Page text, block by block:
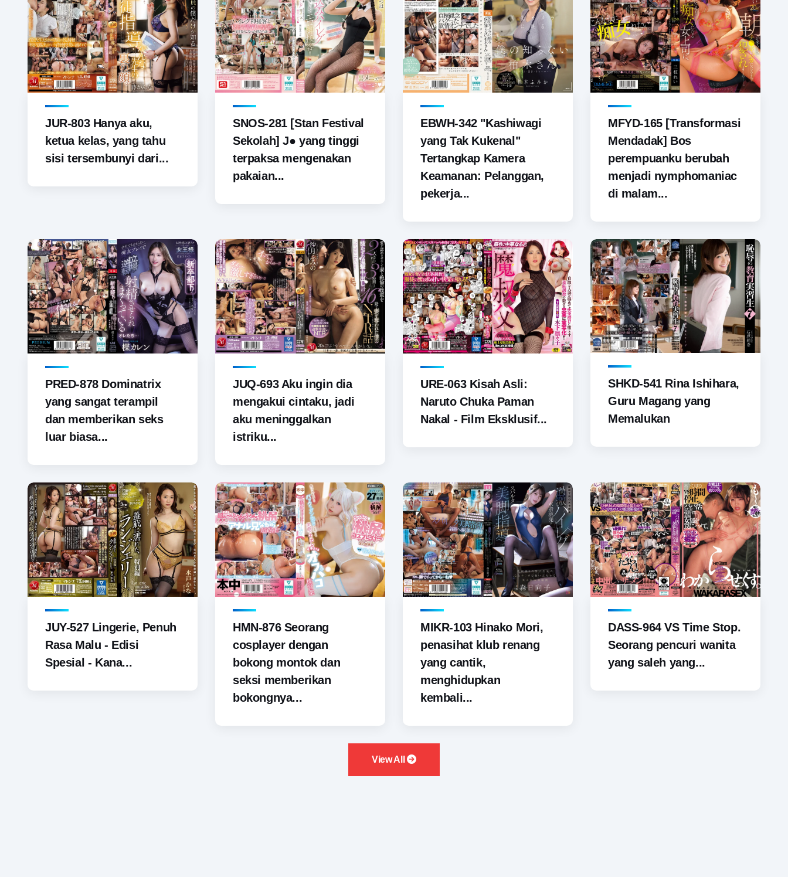
JUR-803 Hanya aku,
ketua kelas, yang tahu
sisi tersembunyi dari...
SNOS-281 [Stan Festival
Sekolah] J● yang tinggi
terpaksa mengenakan
pakaian...
EBWH-342 "Kashiwagi
yang Tak Kukenal"
Tertangkap Kamera
Keamanan: Pelanggan,
pekerja...
MFYD-165 [Transformasi
Mendadak] Bos
perempuanku berubah
menjadi nymphomaniac
di malam...
PRED-878 Dominatrix
yang sangat terampil
dan memberikan seks
luar biasa...
JUQ-693 Aku ingin dia
mengakui cintaku, jadi
aku meninggalkan
istriku...
URE-063 Kisah Asli:
Naruto Chuka Paman
Nakal - Film Eksklusif...
SHKD-541 Rina Ishihara,
Guru Magang yang
Memalukan
JUY-527 Lingerie, Penuh
Rasa Malu - Edisi
Spesial - Kana...
HMN-876 Seorang
cosplayer dengan
bokong montok dan
seksi memberikan
bokongnya...
MIKR-103 Hinako Mori,
penasihat klub renang
yang cantik,
menghidupkan
kembali...
DASS-964 VS Time Stop.
Seorang pencuri wanita
yang saleh yang...
View All